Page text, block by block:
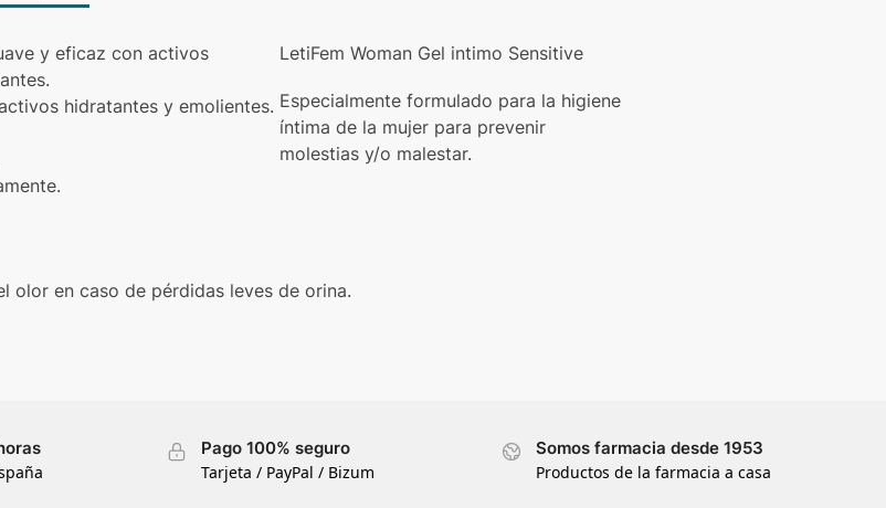
LetiFem Woman Gel intimo Sensitive
Especialmente formulado para la higiene
íntima de la mujer para prevenir
molestias y/o malestar.
y eficaz con activos
hidratantes y emolientes.
olor en caso de pérdidas leves de orina.
Pago 100% seguro
Tarjeta / PayPal / Bizum
Somos farmacia desde 1953
Productos de la farmacia a casa